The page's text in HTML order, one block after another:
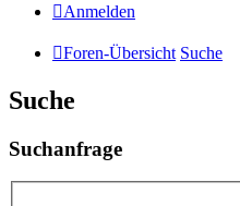
Anmelden
Foren-Übersicht Suche
Suche
Suchanfrage